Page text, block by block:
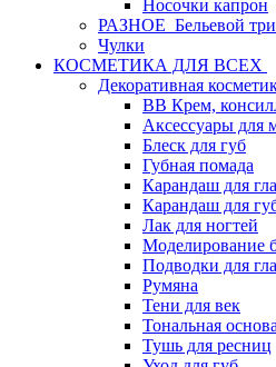
Носочки капрон
РАЗНОЕ_Бельевой
Чулки
КОСМЕТИКА ДЛЯ ВСЕХ
Декоративная
BB Крем,
Аксессуары для
Блеск для губ
Губная помада
Карандаш для
Карандаш для
Лак для ногтей
Моделирование
Подводки для
Румяна
Тени для век
Тональная основа
Тушь для ресниц